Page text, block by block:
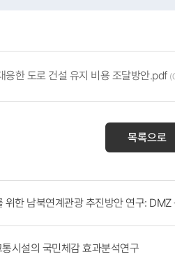
응한 도로 건설 유지 비용 조달방안.pdf
목록으로
위한 남북연계관광 추진방안 연구:
시설의 국민체감 효과분석연구